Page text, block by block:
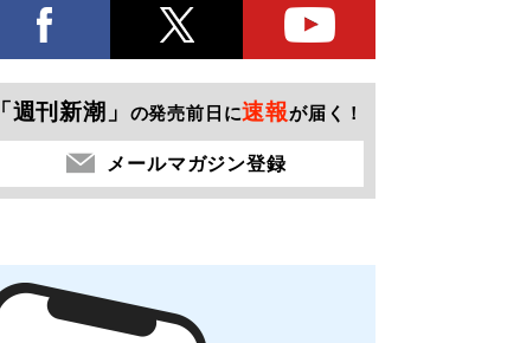
「週刊新潮」 の発売前日に速報が届く！
メールマガジン登録